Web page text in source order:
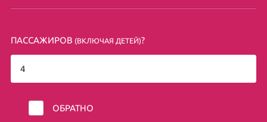
ПАССАЖИРОВ (ВКЛЮЧАЯ ДЕТЕЙ)?
ОБРАТНО